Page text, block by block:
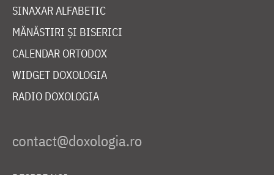
SINAXAR ALFABETIC
MĂNĂSTIRI ȘI BISERICI
CALENDAR ORTODOX
WIDGET DOXOLOGIA
RADIO DOXOLOGIA